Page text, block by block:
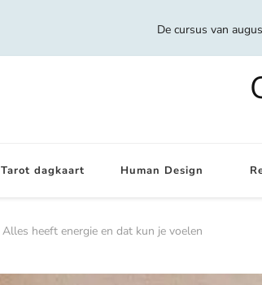
De cursus van
Tarot dagkaart Human Design
Alles heeft energie en dat kun je voelen